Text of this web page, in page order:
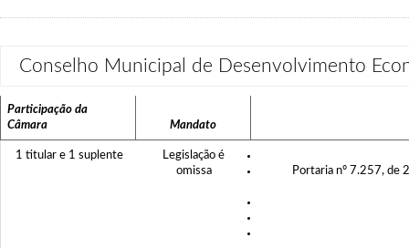
Conselho Municipal de Desenvolvimento
Participação da
Câmara
Mandato
1 titular e 1 suplente
Legislação é
omissa
Portaria nº 7.257, de